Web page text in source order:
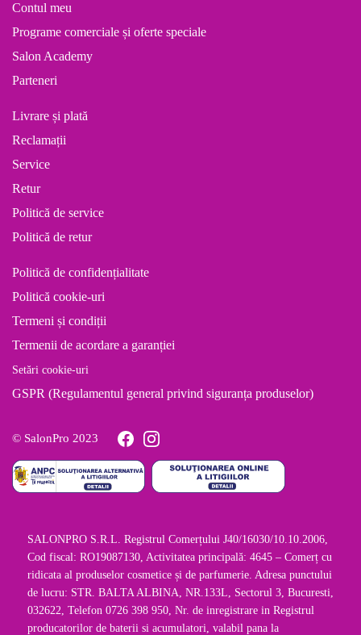
Contul meu
Programe comerciale și oferte speciale
Salon Academy
Parteneri
Livrare și plată
Reclamații
Service
Retur
Politică de service
Politică de retur
Politică de confidențialitate
Politică cookie-uri
Termeni și condiții
Termenii de acordare a garanției
Setări cookie-uri
GSPR (Regulamentul general privind siguranța produselor)
© SalonPro 2023
SALONPRO S.R.L. Registrul Comerțului J40/16030/10.10.2006,
Cod fiscal: RO19087130, Activitatea principală: 4645 – Comerț cu
ridicata al produselor cosmetice și de parfumerie. Adresa punctului
de lucru: STR. BALTA ALBINA, NR.133L, Sectorul 3, Bucuresti,
032622, Telefon 0726 398 950, Nr. de inregistrare in Registrul
producatorilor de baterii si acumulatori, valabil pana la